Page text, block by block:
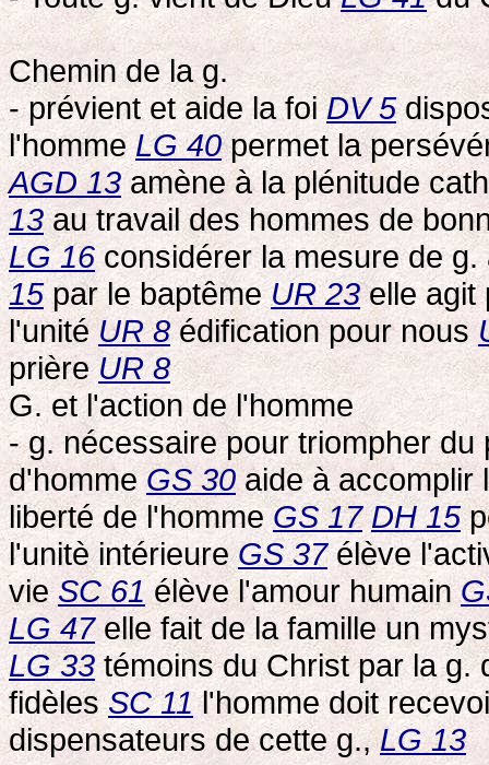
Chemin de la g.
- prévient et aide la foiDV 5
l'hommeLG 40permet la
AGD 13amène à la plénitude
13au travail des hommes de
LG 16considérer la mesure de
15par le baptêmeUR 23elle agit
l'unitéUR 8édification pour nous
prièreUR 8
G. et l'action de l'homme
- g. nécessaire pour triompher
d'hommeGS 30aide à accomplir
liberté de l'hommeGS 17 DH 15
l'unitè intérieureGS 37élève
vieSC 61élève l'amour humain
LG 47elle fait de la famille un
LG 33témoins du Christ par la g.
fidèlesSC 11l'homme doit
dispensateurs de cette g.,LG 13